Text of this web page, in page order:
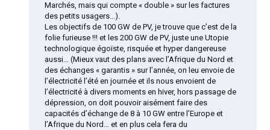
Marchés, mais qui compte « double » sur les factures
des petits usagers…).
Les objectifs de 100 GW de PV, je trouve que c’est de la
folie furieuse !!! et les 200 GW de PV, juste une Utopie
technologique égoïste, risquée et hyper dangereuse
aussi… (Mieux vaut des plans avec l’Afrique du Nord et
des échanges « garantis » sur l’année, on leu envoie de
l’électricité l’été en journée et ils nous envoient de
l’électricité à divers moments en hiver, hors passage de
dépression, on doit pouvoir aisément faire des
capacités d’échange de 8 à 10 GW entre l’Europe et
l’Afrique du Nord… et en plus cela fera du